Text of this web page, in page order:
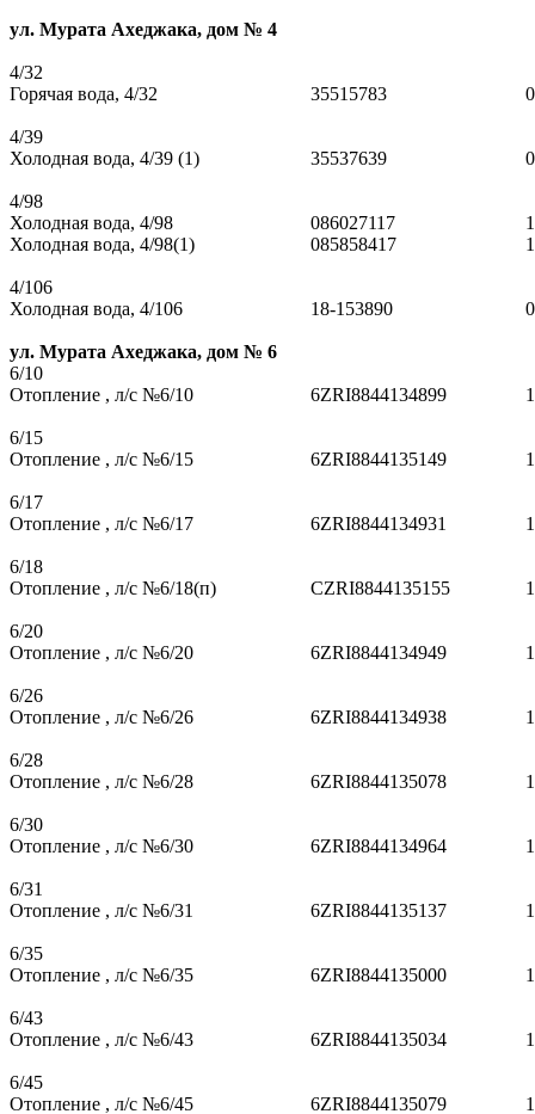
ул. Мурата Ахеджака, дом № 4
4/32
Горячая вода, 4/32 35515783
4/39
Холодная вода, 4/39 (1)
35537639
4/98
Холодная вода, 4/98
086027117
Холодная вода, 4/98(1)
085858417
4/106
Холодная вода, 4/106
18-153890
ул. Мурата Ахеджака, дом № 6
6/10
Отопление , л/с №6/10
6ZRI8844134899
6/15
Отопление , л/с №6/15
6ZRI8844135149
6/17
Отопление , л/с №6/17
6ZRI8844134931
6/18
Отопление , л/с №6/18(п)
CZRI8844135155
6/20
Отопление , л/с №6/20
6ZRI8844134949
6/26
Отопление , л/с №6/26
6ZRI8844134938
6/28
Отопление , л/с №6/28
6ZRI8844135078
6/30
Отопление , л/с №6/30
6ZRI8844134964
6/31
Отопление , л/с №6/31
6ZRI8844135137
6/35
Отопление , л/с №6/35
6ZRI8844135000
6/43
Отопление , л/с №6/43
6ZRI8844135034
6/45
Отопление , л/с №6/45
6ZRI8844135079